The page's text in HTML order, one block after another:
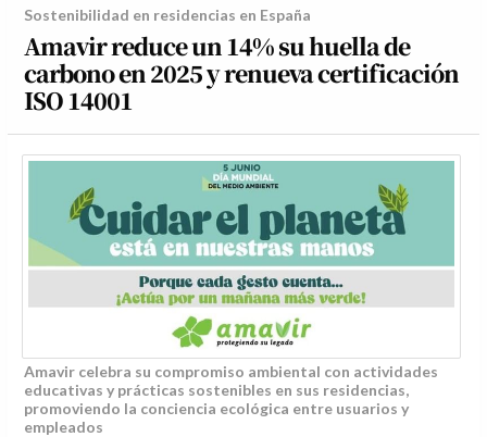
Sostenibilidad en residencias en España
Amavir reduce un 14% su huella de
carbono en 2025 y renueva certificación
ISO 14001
Amavir celebra su compromiso ambiental con actividades
educativas y prácticas sostenibles en sus residencias,
promoviendo la conciencia ecológica entre usuarios y
empleados